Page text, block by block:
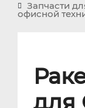
Запчасти
офисной
для